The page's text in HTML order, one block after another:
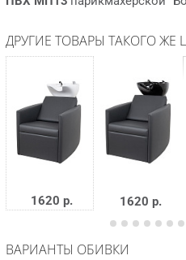
ДРУГИЕ ТОВАРЫ ТАКОГО ЖЕ
1620 р. 1620 р.
ВАРИАНТЫ ОБИВКИ